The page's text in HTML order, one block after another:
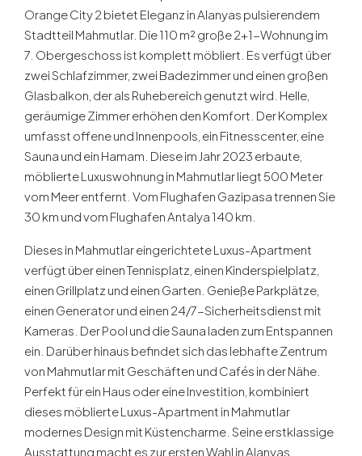
Orange City 2 bietet Eleganz in Alanyas pulsierendem
Stadtteil Mahmutlar. Die 110 m² große 2+1-Wohnung im
7. Obergeschoss ist komplett möbliert. Es verfügt über
zwei Schlafzimmer, zwei Badezimmer und einen großen
Glasbalkon, der als Ruhebereich genutzt wird. Helle,
geräumige Zimmer erhöhen den Komfort. Der Komplex
umfasst offene und Innenpools, ein Fitnesscenter, eine
Sauna und ein Hamam. Diese im Jahr 2023 erbaute,
möblierte Luxuswohnung in Mahmutlar liegt 500 Meter
vom Meer entfernt. Vom Flughafen Gazipasa trennen Sie
30 km und vom Flughafen Antalya 140 km.
Dieses in Mahmutlar eingerichtete Luxus-Apartment
verfügt über einen Tennisplatz, einen Kinderspielplatz,
einen Grillplatz und einen Garten. Genieße Parkplätze,
einen Generator und einen 24/7-Sicherheitsdienst mit
Kameras. Der Pool und die Sauna laden zum Entspannen
ein. Darüber hinaus befindet sich das lebhafte Zentrum
von Mahmutlar mit Geschäften und Cafés in der Nähe.
Perfekt für ein Haus oder eine Investition, kombiniert
dieses möblierte Luxus-Apartment in Mahmutlar
modernes Design mit Küstencharme. Seine erstklassige
Ausstattung macht es zur ersten Wahl in Alanyas